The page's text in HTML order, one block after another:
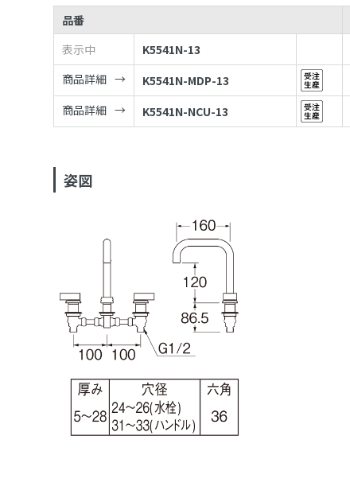
品番
表示中
K5541N-13
商品詳細
K5541N-MDP-13
商品詳細
K5541N-NCU-13
姿図